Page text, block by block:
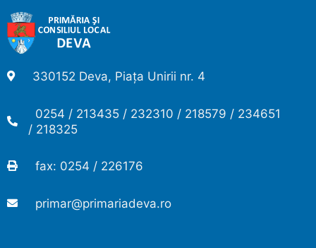
330152 Deva, Piața Unirii nr. 4
0254 / 213435 / 232310 / 218579 / 234651
/ 218325
fax: 0254 / 226176
primar@primariadeva.ro